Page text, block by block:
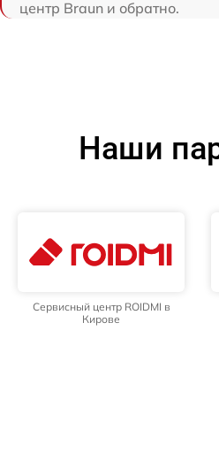
центр Braun и обратно.
Наши
Сервисный центр ROIDMI в
Кирове